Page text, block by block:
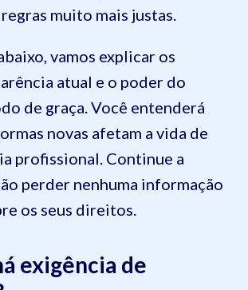
muito mais justas.
vamos explicar os
atual e o poder do
de graça. Você entenderá
novas afetam a vida de
profissional. Continue a
perder nenhuma informação
os seus direitos.
exigência de